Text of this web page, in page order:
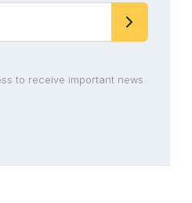
to receive important news